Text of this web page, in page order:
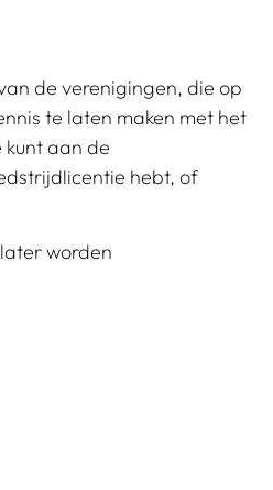
de verenigingen, die op
te laten maken met het
aan de
hebt, of
worden